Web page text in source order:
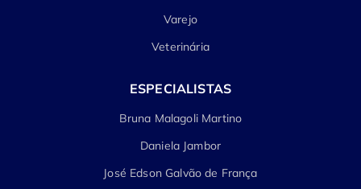
Varejo
Veterinária
ESPECIALISTAS
Bruna Malagoli Martino
Daniela Jambor
José Edson Galvão de França